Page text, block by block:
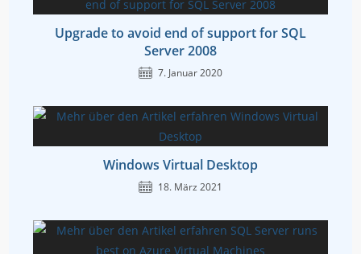
Upgrade to avoid end of support for SQL
Server 2008
7. Januar 2020
Windows Virtual Desktop
18. März 2021